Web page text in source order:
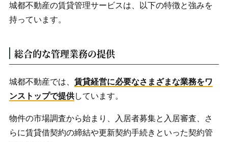
城都不動産の賃貸管理サービスは、以下の特徴と強みを
持っています。
総合的な管理業務の提供
城都不動産では、 賃貸経営に必要なさまざまな業務をワ
ンストップで提供しています。
物件の市場調査から始まり、入居者募集と入居審査、さ
らに賃貸借契約の締結や更新契約手続きといった契約管